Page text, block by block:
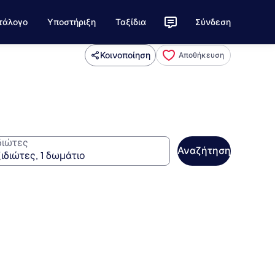
Υποστήριξη Ταξίδια Σύνδεση
Κοινοποίηση Αποθήκευση
Αναζήτηση